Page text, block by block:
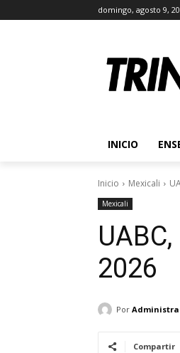
domingo, agosto 9,
INICIO
Inicio Mexicali
Mexicali
2026
Por
Compartir